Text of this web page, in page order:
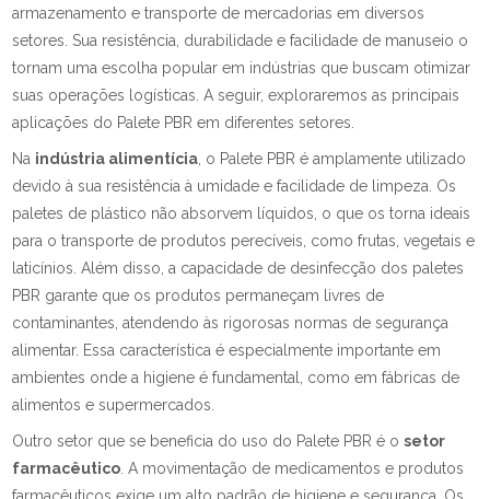
armazenamento e transporte de mercadorias em diversos
setores. Sua resistência, durabilidade e facilidade de manuseio o
tornam uma escolha popular em indústrias que buscam otimizar
suas operações logísticas. A seguir, exploraremos as principais
aplicações do Palete PBR em diferentes setores.
Na indústria alimentícia , o Palete PBR é amplamente utilizado
devido à sua resistência à umidade e facilidade de limpeza. Os
paletes de plástico não absorvem líquidos, o que os torna ideais
para o transporte de produtos perecíveis, como frutas, vegetais e
laticínios. Além disso, a capacidade de desinfecção dos paletes
PBR garante que os produtos permaneçam livres de
contaminantes, atendendo às rigorosas normas de segurança
alimentar. Essa característica é especialmente importante em
ambientes onde a higiene é fundamental, como em fábricas de
alimentos e supermercados.
Outro setor que se beneficia do uso do Palete PBR é osetor
farmacêutico . A movimentação de medicamentos e produtos